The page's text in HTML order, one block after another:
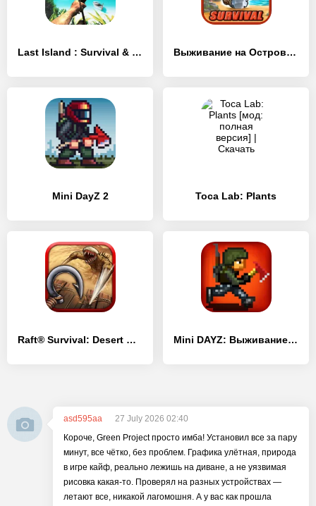
Last Island : Survival & Craft Выживание на Острове: Survival
Mini DayZ 2 Toca Lab: Plants
Raft® Survival: Desert Nomad Mini DAYZ: Выживание в мире зомби
asd595aa
27 July 2026 02:40
Короче, Green Project просто имба! Установил все за пару
минут, все чётко, без проблем. Графика улётная, природа
в игре кайф, реально лежишь на диване, а не уязвимая
рисовка какая-то. Проверял на разных устройствах —
летают все, никакой лагомошня. А у вас как прошла